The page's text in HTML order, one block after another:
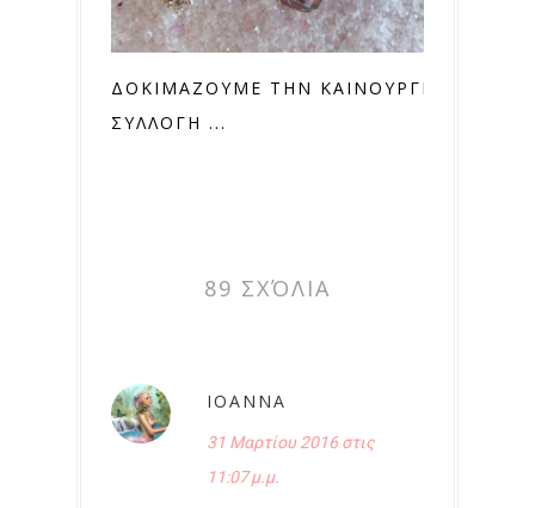
ΔΟΚΙΜΑΖΟΥΜΕ ΤΗΝ ΚΑΙΝΟΥΡΓΙΑ
ΣΥΛΛΟΓΗ ...
89 ΣΧΌΛΙΑ
IOANNA
31 Μαρτίου 2016 στις
11:07 μ.μ.